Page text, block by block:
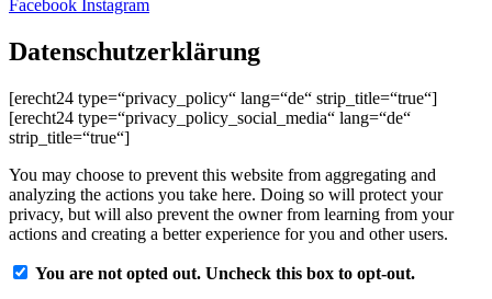
Facebook Instagram
Datenschutzerklärung
[erecht24 type=“privacy_policy“ lang=“de“ strip_title=“true“]
[erecht24 type=“privacy_policy_social_media“ lang=“de“
strip_title=“true“]
You may choose to prevent this website from aggregating and
analyzing the actions you take here. Doing so will protect your
privacy, but will also prevent the owner from learning from your
actions and creating a better experience for you and other users.
You are not opted out. Uncheck this box to opt-out.